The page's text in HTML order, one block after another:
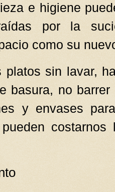
e higiene
por la
como su
platos sin lavar,
basura, no
y envases